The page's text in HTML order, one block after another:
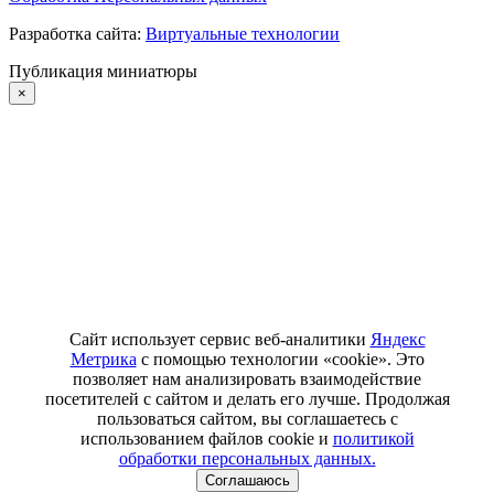
Разработка сайта: Виртуальные технологии
Публикация миниатюры
×
Сайт использует сервис веб-аналитики Яндекс
Метрика с помощью технологии «cookie». Это
позволяет нам анализировать взаимодействие
посетителей с сайтом и делать его лучше. Продолжая
пользоваться сайтом, вы соглашаетесь с
использованием файлов cookie и политикой
обработки персональных данных.
Соглашаюсь